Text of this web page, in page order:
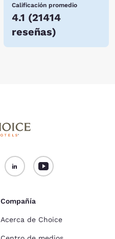
Calificación promedio
4.1 (21414
reseñas)
Compañía
Acerca de Choice